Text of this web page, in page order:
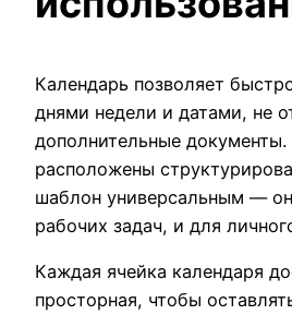
Календарь позволяет
днями недели и датами, не
дополнительные
расположены
шаблон универсальным —
рабочих задач, и для
Каждая ячейка календаря
просторная, чтобы